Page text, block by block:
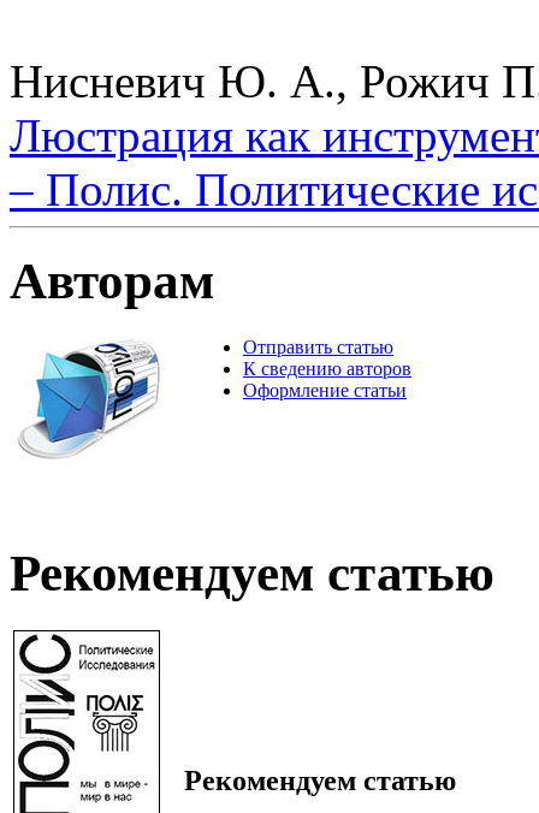
Нисневич Ю. А., Рожич
Люстрация как
– Полис. Политические
Авторам
Отправить статью
К сведению авторов
Оформление статьи
Рекомендуем статью
Рекомендуем статью